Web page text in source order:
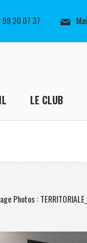
99 20 07 37
LE CLUB
Photos :